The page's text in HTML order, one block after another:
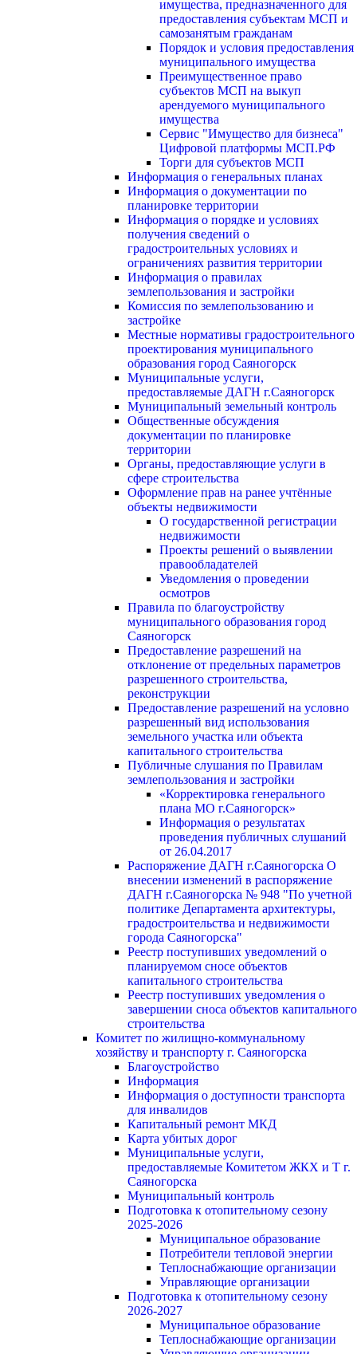
имущества, предназначенного для
предоставления субъектам МСП и
самозанятым гражданам
Порядок и условия предоставления
муниципального имущества
Преимущественное право
субъектов МСП на выкуп
арендуемого муниципального
имущества
Сервис "Имущество для бизнеса"
Цифровой платформы МСП.РФ
Торги для субъектов МСП
Информация о генеральных планах
Информация о документации по
планировке территории
Информация о порядке и условиях
получения сведений о
градостроительных условиях и
ограничениях развития территории
Информация о правилах
землепользования и застройки
Комиссия по землепользованию и
застройке
Местные нормативы градостроительного
проектирования муниципального
образования город Саяногорск
Муниципальные услуги,
предоставляемые ДАГН г.Саяногорск
Муниципальный земельный контроль
Общественные обсуждения
документации по планировке
территории
Органы, предоставляющие услуги в
сфере строительства
Оформление прав на ранее учтённые
объекты недвижимости
О государственной регистрации
недвижимости
Проекты решений о выявлении
правообладателей
Уведомления о проведении
осмотров
Правила по благоустройству
муниципального образования город
Саяногорск
Предоставление разрешений на
отклонение от предельных параметров
разрешенного строительства,
реконструкции
Предоставление разрешений на условно
разрешенный вид использования
земельного участка или объекта
капитального строительства
Публичные слушания по Правилам
землепользования и застройки
«Корректировка генерального
плана МО г.Саяногорск»
Информация о результатах
проведения публичных слушаний
от 26.04.2017
Распоряжение ДАГН г.Саяногорска О
внесении изменений в распоряжение
ДАГН г.Саяногорска № 948 "По учетной
политике Департамента архитектуры,
градостроительства и недвижимости
города Саяногорска"
Реестр поступивших уведомлений о
планируемом сносе объектов
капитального строительства
Реестр поступивших уведомления о
завершении сноса объектов капитального
строительства
Комитет по жилищно-коммунальному
хозяйству и транспорту г. Саяногорска
Благоустройство
Информация
Информация о доступности транспорта
для инвалидов
Капитальный ремонт МКД
Карта убитых дорог
Муниципальные услуги,
предоставляемые Комитетом ЖКХ и Т г.
Саяногорска
Муниципальный контроль
Подготовка к отопительному сезону
2025-2026
Муниципальное образование
Потребители тепловой энергии
Теплоснабжающие организации
Управляющие организации
Подготовка к отопительному сезону
2026-2027
Муниципальное образование
Теплоснабжающие организации